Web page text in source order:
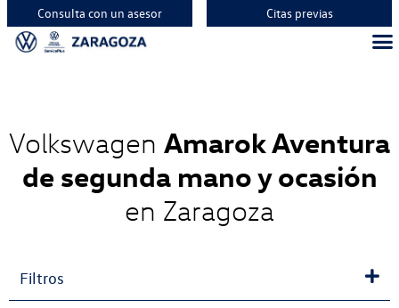
Consulta con un asesor Citas previas
Volkswagen Amarok Aventura
de segunda mano y ocasión
en Zaragoza
Filtros